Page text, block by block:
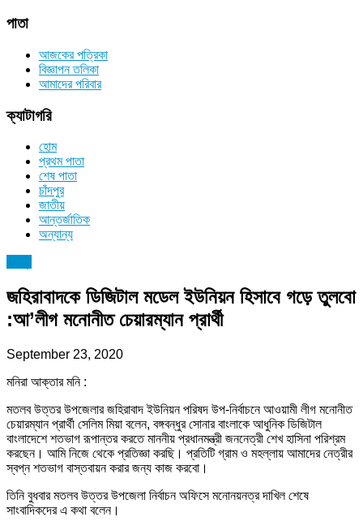
পাতা
আজকের পত্রিকা
বিজ্ঞাপন তলিকা
আমাদের পরিবার
ক্যাটাগরি
হোম
প্রথম পাতা
শেষ পাতা
চাঁদপুর
জাতীয়
আন্তর্জাতিক
অন্যান্য
জহিরাবাদকে ডিজিটাল মডেল ইউনিয়ন হিসাবে গড়ে তুলবো
:আ’লীগ মনোনীত চেয়ারম্যান প্রার্থী
September 23, 2020
মনিরা আক্তার মনি :
মতলব উত্তর উপজেলার জহিরাবাদ ইউনিয়ন পরিষদ উপ-নির্বাচনে আওয়ামী লীগ মনোনীত
চেয়ারম্যান প্রার্থী সেলিম মিয়া বলেন, বঙ্গবন্ধুর সোনার বাংলাকে আধুনিক ডিজিটাল
বাংলাদেশে শতভাগ রূপান্তর করতে মাননীয় প্রধানমন্ত্রী জননেত্রী শেখ হাসিনা পরিশ্রম
করছেন। আমি নিজে থেকে প্রতিজ্ঞা করছি। প্রতিটি গ্রাম ও মহল্লায় আমাদের নেত্রীর
স্বপ্ন শতভাগ বাস্তবায়ন করার জন্য কাজ করবো।
তিনি বুধবার মতলব উত্তর উপজেলা নির্বাচন অফিসে মনোনয়নত্র দাখিল শেষে
সাংবাদিকদের এ কথা বলেন।